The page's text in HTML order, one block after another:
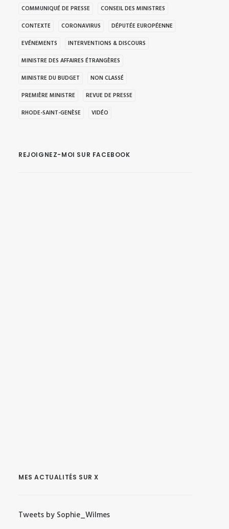
COMMUNIQUÉ DE PRESSE
CONSEIL DES MINISTRES
CONTEXTE
CORONAVIRUS
DÉPUTÉE EUROPÉENNE
EVÉNEMENTS
INTERVENTIONS & DISCOURS
MINISTRE DES AFFAIRES ÉTRANGÈRES
MINISTRE DU BUDGET
NON CLASSÉ
PREMIÈRE MINISTRE
REVUE DE PRESSE
RHODE-SAINT-GENÈSE
VIDÉO
REJOIGNEZ-MOI SUR FACEBOOK
MES ACTUALITÉS SUR X
Tweets by Sophie_Wilmes